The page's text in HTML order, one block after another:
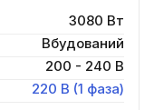
3080 Вт
Вбудований
200 - 240 В
220 В (1 фаза)